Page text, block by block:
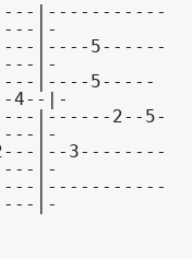
|-----------
|-
|----5------
|-
|----5-----
4--|-
|------2--5-
|-
|--3--------
|-
|-----------
|-